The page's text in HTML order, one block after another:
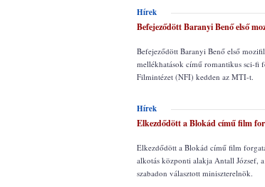
Hírek
Befejeződött Baranyi Benő első
Befejeződött Baranyi Benő első
mellékhatások című romantikus sci-fi
Filmintézet (NFI) kedden az MTI-t.
Hírek
Elkezdődött a Blokád című film
Elkezdődött a Blokád című film
alkotás központi alakja Antall József,
szabadon választott miniszterelnök.